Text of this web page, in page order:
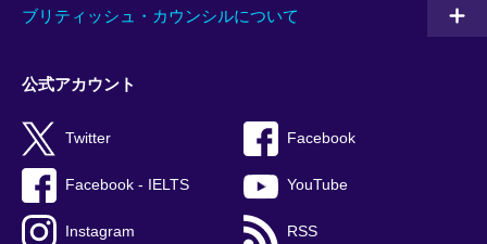
ブリティッシュ・カウンシルについて
公式アカウント
Twitter Facebook
Facebook - IELTS YouTube
Instagram RSS